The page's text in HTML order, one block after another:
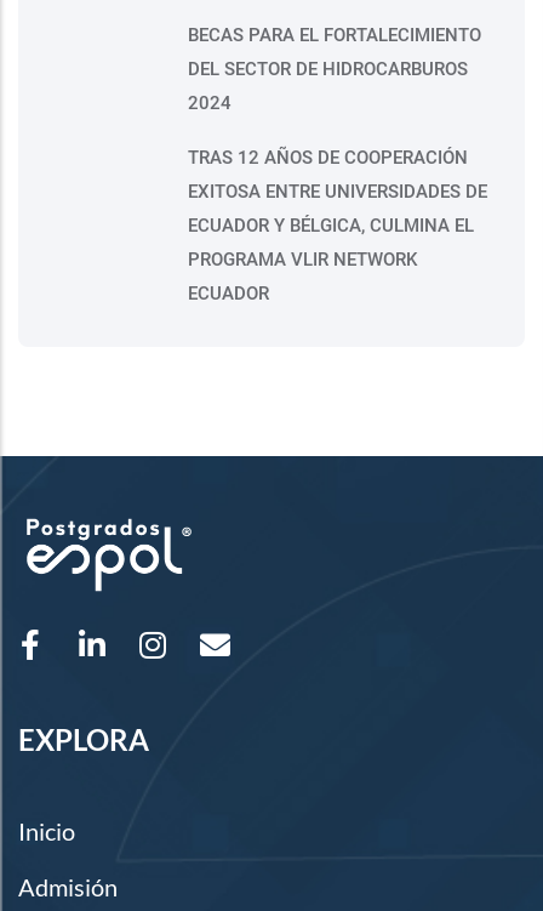
BECAS PARA EL FORTALECIMIENTO
DEL SECTOR DE HIDROCARBUROS
2024
TRAS 12 AÑOS DE COOPERACIÓN
EXITOSA ENTRE UNIVERSIDADES DE
ECUADOR Y BÉLGICA, CULMINA EL
PROGRAMA VLIR NETWORK
ECUADOR
EXPLORA
Inicio
Admisión